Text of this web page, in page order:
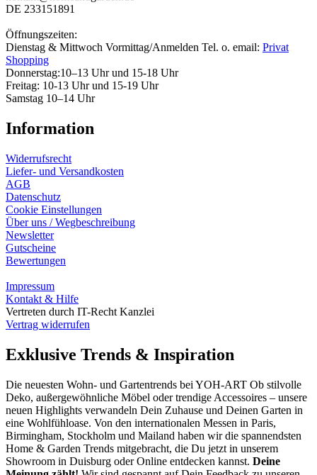
DE 233151891
Öffnungszeiten:
Dienstag & Mittwoch Vormittag/Anmelden Tel. o. email: Privat
Shopping
Donnerstag:10–13 Uhr und 15-18 Uhr
Freitag: 10-13 Uhr und 15-19 Uhr
Samstag 10–14 Uhr
Information
Widerrufsrecht
Liefer- und Versandkosten
AGB
Datenschutz
Cookie Einstellungen
Über uns / Wegbeschreibung
Newsletter
Gutscheine
Bewertungen
Impressum
Kontakt & Hilfe
Vertreten durch IT-Recht Kanzlei
Vertrag widerrufen
Exklusive Trends & Inspiration
Die neuesten Wohn- und Gartentrends bei YOH‑ART Ob stilvolle
Deko, außergewöhnliche Möbel oder trendige Accessoires – unsere
neuen Highlights verwandeln Dein Zuhause und Deinen Garten in
eine Wohlfühloase. Von den internationalen Messen in Paris,
Birmingham, Stockholm und Mailand haben wir die spannendsten
Home & Garden Trends mitgebracht, die Du jetzt in unserem
Showroom in Duisburg oder Online entdecken kannst. Deine